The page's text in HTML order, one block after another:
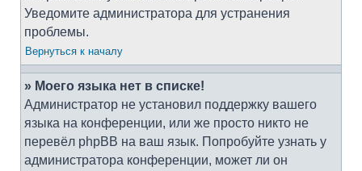
Уведомите администратора для устранения
проблемы.
Вернуться к началу
» Моего языка нет в списке!
Администратор не установил поддержку вашего
языка на конференции, или же просто никто не
перевёл phpBB на ваш язык. Попробуйте узнать у
администратора конференции, может ли он